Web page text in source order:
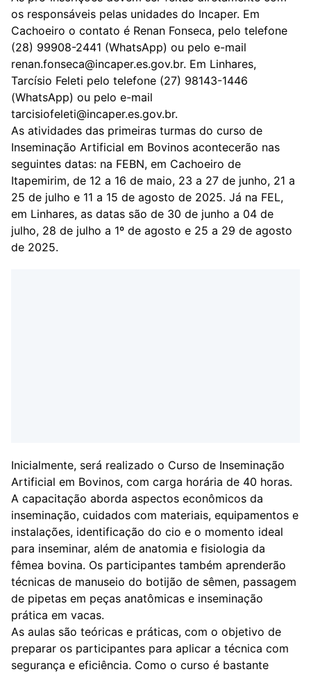
os responsáveis pelas unidades do Incaper. Em
Cachoeiro o contato é Renan Fonseca, pelo telefone
(28) 99908-2441 (WhatsApp) ou pelo e-mail
renan.fonseca@incaper.es.gov.br. Em Linhares,
Tarcísio Feleti pelo telefone (27) 98143-1446
(WhatsApp) ou pelo e-mail
tarcisiofeleti@incaper.es.gov.br.
As atividades das primeiras turmas do curso de
Inseminação Artificial em Bovinos acontecerão nas
seguintes datas: na FEBN, em Cachoeiro de
Itapemirim, de 12 a 16 de maio, 23 a 27 de junho, 21 a
25 de julho e 11 a 15 de agosto de 2025. Já na FEL,
em Linhares, as datas são de 30 de junho a 04 de
julho, 28 de julho a 1º de agosto e 25 a 29 de agosto
de 2025.
Inicialmente, será realizado o Curso de Inseminação
Artificial em Bovinos, com carga horária de 40 horas.
A capacitação aborda aspectos econômicos da
inseminação, cuidados com materiais, equipamentos e
instalações, identificação do cio e o momento ideal
para inseminar, além de anatomia e fisiologia da
fêmea bovina. Os participantes também aprenderão
técnicas de manuseio do botijão de sêmen, passagem
de pipetas em peças anatômicas e inseminação
prática em vacas.
As aulas são teóricas e práticas, com o objetivo de
preparar os participantes para aplicar a técnica com
segurança e eficiência. Como o curso é bastante